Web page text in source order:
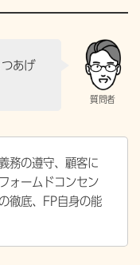
あげ
務の遵守、顧客に
ォームドコンセン
徹底、FP自身の能